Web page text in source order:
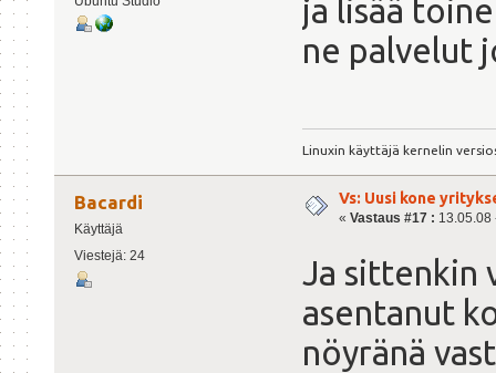
ja lisää
ne palvelut
Linuxin käyttäjä kernelin
Bacardi
Käyttäjä
Viestejä: 24
Vs: Uusi kone
« Vastaus #17 : 13.05.08
Ja sittenkin
asentanut
nöyränä